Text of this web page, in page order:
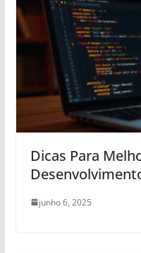
Dicas Para
junho 6, 2025